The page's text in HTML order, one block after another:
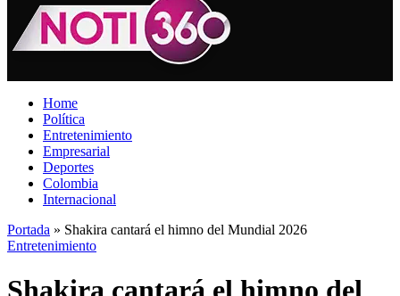
Home
Política
Entretenimiento
Empresarial
Deportes
Colombia
Internacional
Portada » Shakira cantará el himno del Mundial 2026
Entretenimiento
Shakira cantará el himno del